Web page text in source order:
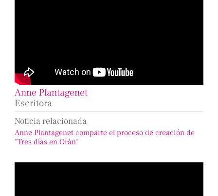
Anne Plantagenet
Escritora
Noticia relacionada
Anne Plantagenet comparte el proceso de creación de
“Tres días en Orán”